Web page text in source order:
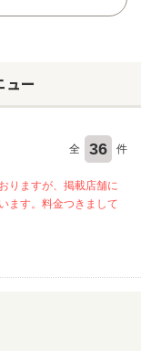
ュー
全 36 件
りますが、掲載店舗に
ます。料金つきまして